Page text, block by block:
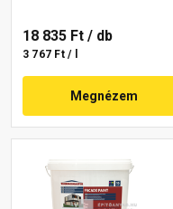
18 835 Ft / db
3 767 Ft / l
Megnézem